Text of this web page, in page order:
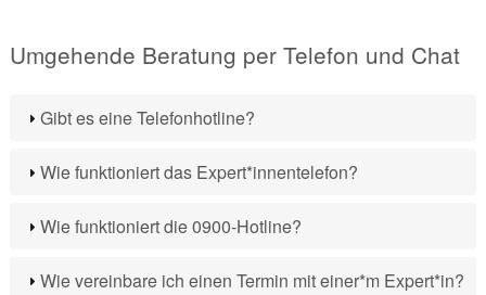
Umgehende Beratung per Telefon und Chat
Gibt es eine Telefonhotline?
Wie funktioniert das Expert*innentelefon?
Wie funktioniert die 0900-Hotline?
Wie vereinbare ich einen Termin mit einer*m Expert*in?